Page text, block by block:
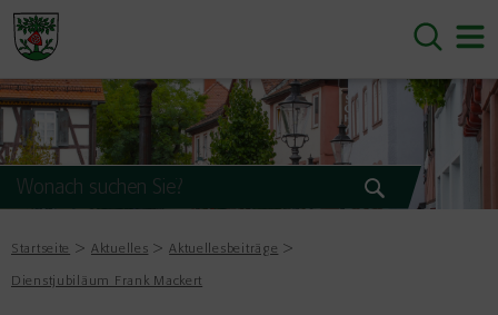
Startseite Aktuelles Aktuellesbeiträge
Dienstjubiläum Frank Mackert